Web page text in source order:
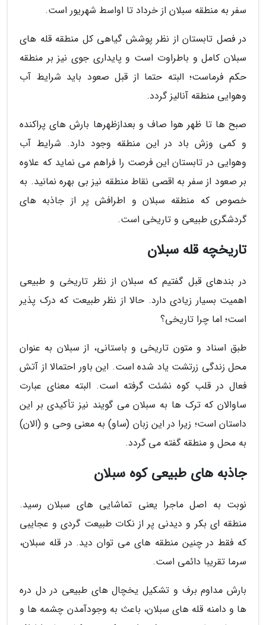
سفر به منطقه سبلان از خرداد تا اواسط شهریور است.
در فصل تابستان از نظر پوشش گیاهی کل منطقه قله های
سبلان کامل و باطراوت است و پایداری جوی نیز بر منطقه
حکم فرماست؛ البته حتما از قبل صعود باید شرایط آب
وهوایی منطقه آنالیز گردد.
صبح ها تا ظهر هوا صاف و بعدازظهرها بارش های پراکنده
و کمی وزش باد در این منطقه وجود دارد. شرایط آب
وهوایی در تابستان این فرصت را فراهم می نماید که علاوه
بر صعود از سفر به اقصی نقاط منطقه نیز بی بهره نمانید. به
خصوص که منطقه سبلان و اطرافش پر از جاذبه های
گردشگری طبیعی و تاریخی است.
تاریخچه قله سبلان
در بندهای قبل گفتیم که سبلان از نظر تاریخی و طبیعی
اهمیت بسیار زیادی دارد. حالا از نظر طبیعت که درک پذیر
است؛ اما چرا تاریخی؟
طبق اسناد و متون تاریخی و باستانی، از سبلان به عنوان
محل زندگی زرتشت یاد شده است. این باور احتمالا از آتش
فعال در قلب کوه نشئت گرفته است. البته معنای عبارت
ساوالان که ترک ها به سبلان می گویند نیز تأکیدی بر این
داستان است؛ زیرا در این زبان (ساو) به معنی وحی و (الان)
به محل و منطقه گفته می گردد.
جاذبه های طبیعی کوه سبلان
نوبت به اصل ماجرا یعنی تماشایی های سبلان رسید.
منطقه ای بکر و دیدنی پر از نکات طبیعت گردی و عجایبی
که فقط در چنین منطقه های می توان دید. در قله سبلان،
سرما تقریبا دائمی است.
بارش مداوم برف و تشکیل یخچال های طبیعی در دل دره
ها و دامنه قله های سبلان، باعث به وجودآمدن چشمه ها و